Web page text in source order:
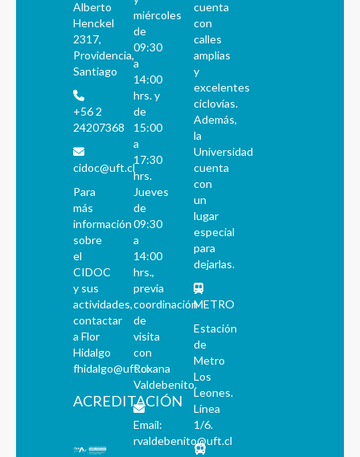
Alberto
Henckel
2317,
Providencia,
Santiago
+56 2
24207368
cidoc@uft.cl
Para
más
información
sobre
el
CIDOC
y sus
actividades,
contactar
a Flor
Hidalgo
fhidalgo@uft.cl
ACREDITACIÓN
miércoles
de
09:30
a
14:00
hrs. y
de
15:00
a
17:30
hrs.
Jueves
de
09:30
a
14:00
hrs.,
previa
coordinación
de
visita
con
Roxana
Valdebenito.
Email:
rvaldebenito@uft.cl
cuenta
con
calles
amplias
y
excelentes
ciclovías.
Además,
la
Universidad
cuenta
con
un
lugar
especial
para
dejarlas.
METRO
Estación
de
Metro
Los
Leones.
Línea
1/6.